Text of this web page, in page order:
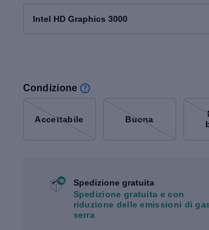
Intel HD Graphics 3000
Condizione
Accettabile Buona
Spedizione gratuita
Spedizione gratuita e con
riduzione delle emissioni di
serra